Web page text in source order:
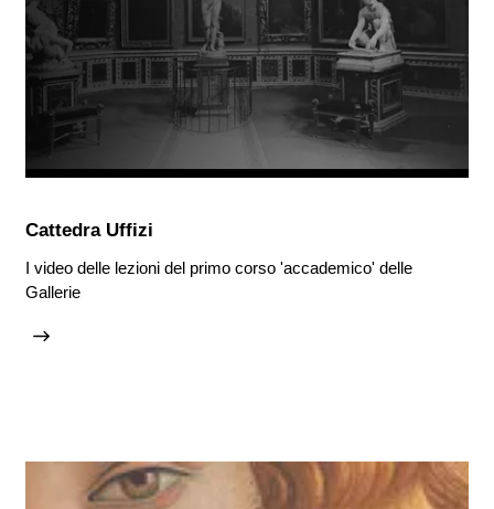
Cattedra Uffizi
I video delle lezioni del primo corso 'accademico' delle
Gallerie